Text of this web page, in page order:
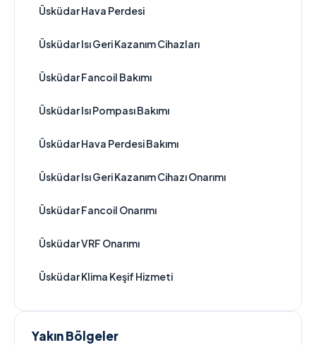
Üsküdar Hava Perdesi
Üsküdar Isı Geri Kazanım Cihazları
Üsküdar Fancoil Bakımı
Üsküdar Isı Pompası Bakımı
Üsküdar Hava Perdesi Bakımı
Üsküdar Isı Geri Kazanım Cihazı Onarımı
Üsküdar Fancoil Onarımı
Üsküdar VRF Onarımı
Üsküdar Klima Keşif Hizmeti
Yakın Bölgeler